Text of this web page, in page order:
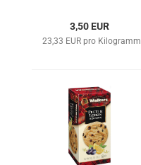
3,50 EUR
23,33 EUR pro Kilogramm